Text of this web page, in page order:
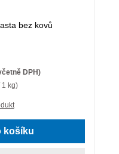
bez kovů
DPH)
1 kg)
košíku